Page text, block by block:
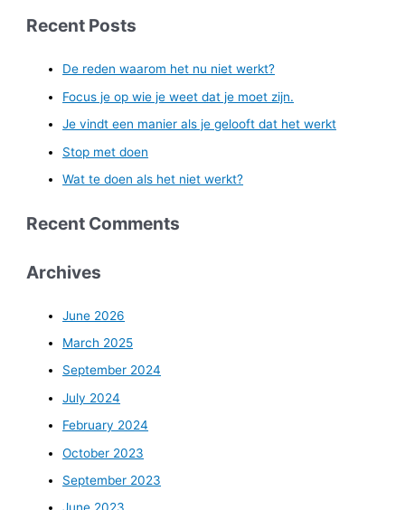
Recent Posts
De reden waarom het nu niet werkt?
Focus je op wie je weet dat je moet zijn.
Je vindt een manier als je gelooft dat het werkt
Stop met doen
Wat te doen als het niet werkt?
Recent Comments
Archives
June 2026
March 2025
September 2024
July 2024
February 2024
October 2023
September 2023